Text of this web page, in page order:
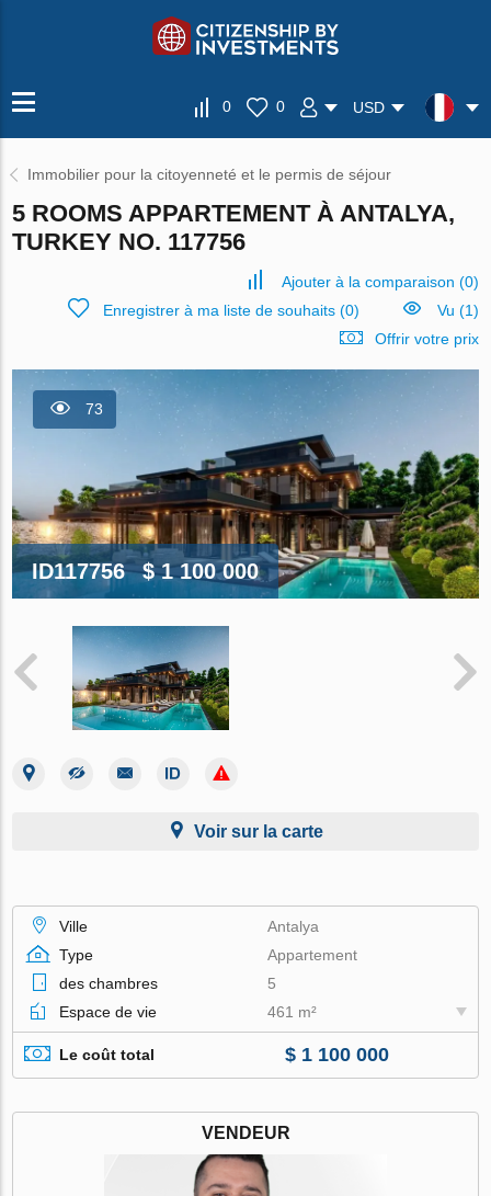
0 0 USD
Immobilier pour la citoyenneté et le permis de séjour
5 ROOMS APPARTEMENT À ANTALYA,
TURKEY NO. 117756
Ajouter à la comparaison (0)
Enregistrer à ma liste de souhaits(0)
Vu (1)
Offrir votre prix
73
ID117756 $ 1 100 000
Voir sur la carte
Ville
Antalya
Type
Appartement
des chambres
5
Espace de vie
461 m²
Le coût total $ 1 100 000
VENDEUR